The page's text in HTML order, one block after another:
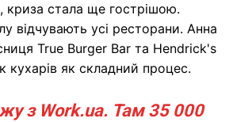
криза стала ще гострішою.
відчувають усі ресторани. Анна
True Burger Bar та Hendrick's
кухарів як складний процес.
з Work.ua. Там 35 000